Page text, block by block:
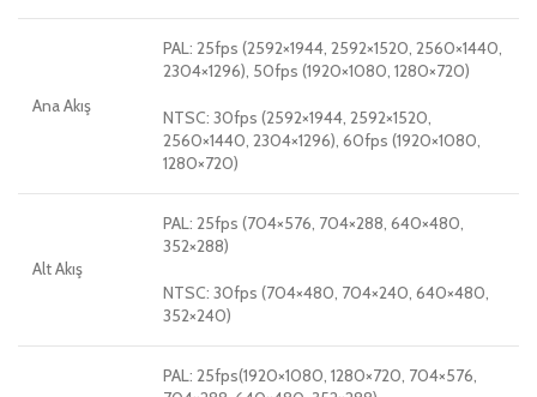
Ana Akış
PAL: 25fps (2592×1944, 2592×1520, 2560×1440,
2304×1296), 50fps (1920×1080, 1280×720)
NTSC: 30fps (2592×1944, 2592×1520,
2560×1440, 2304×1296), 60fps (1920×1080,
1280×720)
Alt Akış
PAL: 25fps (704×576, 704×288, 640×480,
352×288)
NTSC: 30fps (704×480, 704×240, 640×480,
352×240)
PAL: 25fps(1920×1080, 1280×720, 704×576,